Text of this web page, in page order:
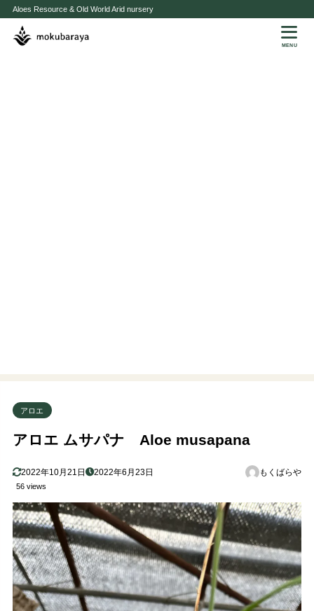
Aloes Resource & Old World Arid nursery
MENU
アロエ
アロエ ムサパナ Aloe musapana
2022年10月21日 2022年6月23日 もくばらや
56 views